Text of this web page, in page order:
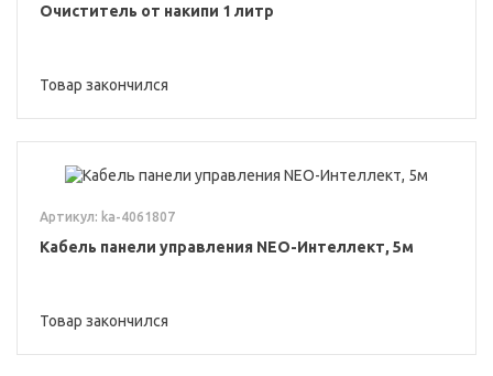
Очиститель от накипи 1 литр
Товар закончился
Артикул: ka-4061807
Кабель панели управления NEO-Интеллект, 5м
Товар закончился